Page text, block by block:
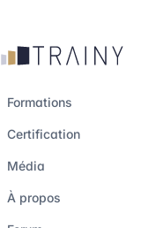
Formations
Certification
Média
À propos